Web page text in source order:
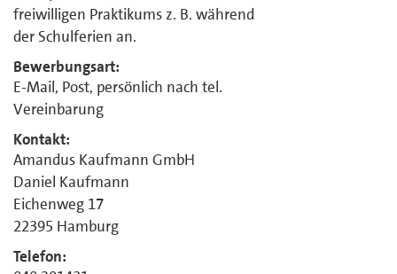
freiwilligen Praktikums z. B. während
der Schulferien an.
Bewerbungsart:
E-Mail, Post, persönlich nach tel.
Vereinbarung
Kontakt:
Amandus Kaufmann GmbH
Daniel Kaufmann
Eichenweg 17
22395 Hamburg
Telefon: